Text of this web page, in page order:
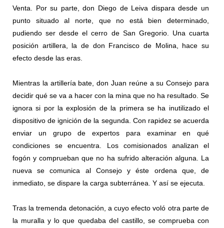
Venta. Por su parte, don Diego de Leiva dispara desde un
punto situado al norte, que no está bien determinado,
pudiendo ser desde el cerro de San Gregorio. Una cuarta
posición artillera, la de don Francisco de Molina, hace su
efecto desde las eras.
Mientras la artillería bate, don Juan reúne a su Consejo para
decidir qué se va a hacer con la mina que no ha resultado. Se
ignora si por la explosión de la primera se ha inutilizado el
dispositivo de ignición de la segunda. Con rapidez se acuerda
enviar un grupo de expertos para examinar en qué
condiciones se encuentra. Los comisionados analizan el
fogón y comprueban que no ha sufrido alteración alguna. La
nueva se comunica al Consejo y éste ordena que, de
inmediato, se dispare la carga subterránea. Y así se ejecuta.
Tras la tremenda detonación, a cuyo efecto voló otra parte de
la muralla y lo que quedaba del castillo, se comprueba con